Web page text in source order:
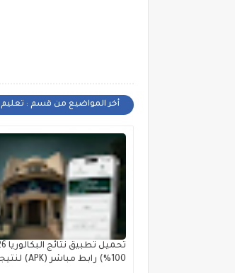
أخر المواضيع من قسم : تعليم
100%) رابط مباشر (APK) لنتيجة الثانوية العامة